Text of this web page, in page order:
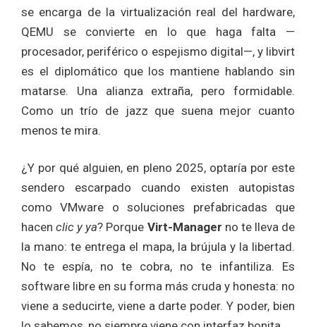
se encarga de la virtualización real del hardware,
QEMU se convierte en lo que haga falta —
procesador, periférico o espejismo digital—, y libvirt
es el diplomático que los mantiene hablando sin
matarse. Una alianza extraña, pero formidable.
Como un trío de jazz que suena mejor cuanto
menos te mira.
¿Y por qué alguien, en pleno 2025, optaría por este
sendero escarpado cuando existen autopistas
como VMware o soluciones prefabricadas que
hacenclic y ya? Porque Virt-Manager no te lleva de
la mano: te entrega el mapa, la brújula y la libertad.
No te espía, no te cobra, no te infantiliza. Es
software libre en su forma más cruda y honesta: no
viene a seducirte, viene a darte poder. Y poder, bien